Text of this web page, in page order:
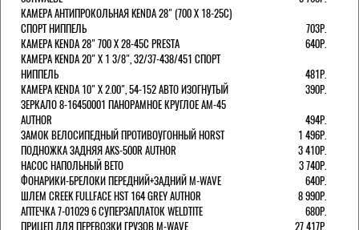
КАМЕРА АНТИПРОКОЛЬНАЯ KENDA 28" (700 Х 18-25C)
СПОРТ НИППЕЛЬ
703Р.
КАМЕРА KENDA 28" 700 Х 28-45С PRESTA
640Р.
КАМЕРА KENDA 20" Х 1 3/8", 32/37-438/451 СПОРТ
НИППЕЛЬ
481Р.
КАМЕРА KENDA 10" Х 2.00", 54-152 АВТО ИЗОГНУТЫЙ
390Р.
ЗЕРКАЛО 8-16450001 ПАНОРАМНОЕ КРУГЛОЕ AM-45
AUTHOR
494Р.
ЗАМОК ВЕЛОСИПЕДНЫЙ ПРОТИВОУГОННЫЙ HORST
1 496Р.
ПОДНОЖКА ЗАДНЯЯ AKS-500R AUTHOR
3 410Р.
НАСОС НАПОЛЬНЫЙ BETO
3 740Р.
ФОНАРИКИ-БРЕЛОКИ ПЕРЕДНИЙ+ЗАДНИЙ M-WAVE
640Р.
ШЛЕМ CREEK FULLFACE HST 164 GREY AUTHOR
8 990Р.
АПТЕЧКА 7-01029 6 СУПЕРЗАПЛАТОК WELDTITE
680Р.
ПРИЦЕП ДЛЯ ПЕРЕВОЗКИ ГРУЗОВ M-WAVE
27 417Р.